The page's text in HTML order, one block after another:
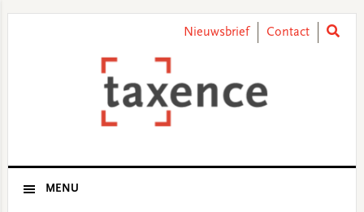
Nieuwsbrief Contact
MENU